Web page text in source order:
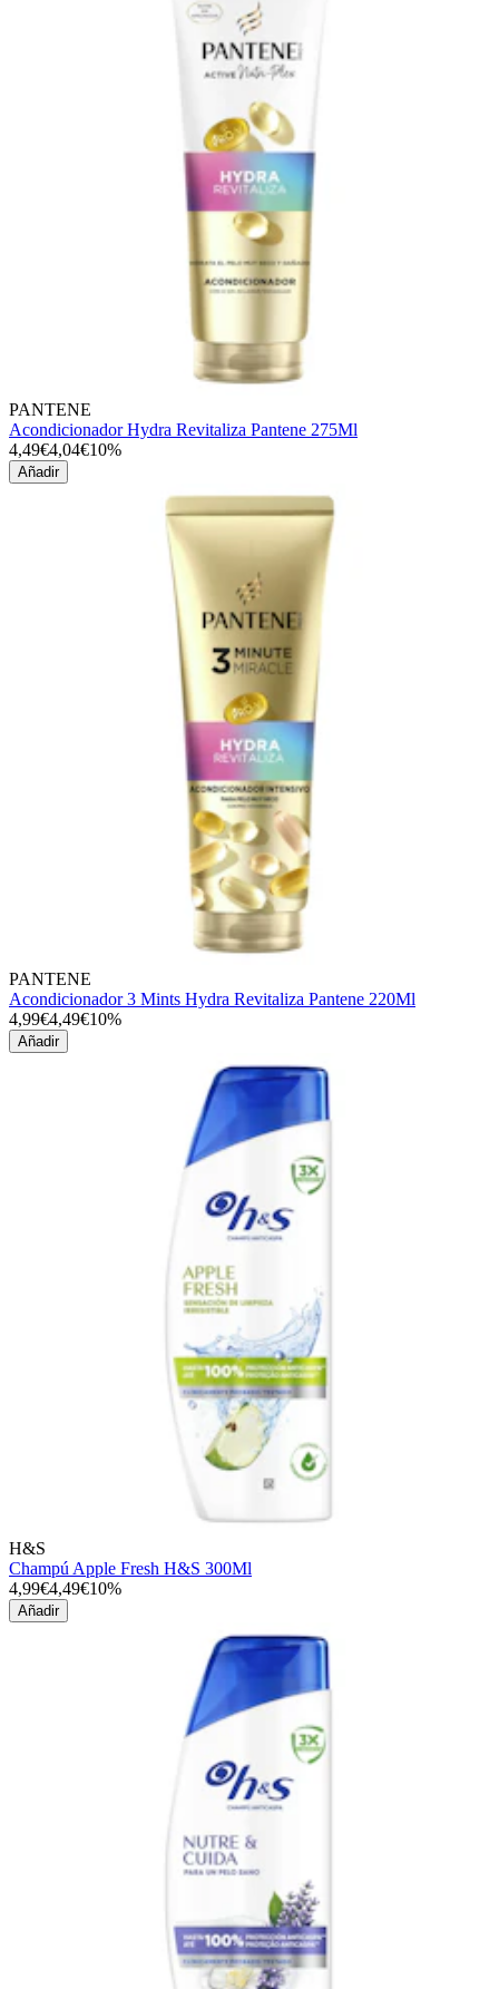
PANTENE
Acondicionador Hydra Revitaliza Pantene 275Ml
4,49€4,04€10%
Añadir
PANTENE
Acondicionador 3 Mints Hydra Revitaliza Pantene 220Ml
4,99€4,49€10%
Añadir
H&S
Champú Apple Fresh H&S 300Ml
4,99€4,49€10%
Añadir